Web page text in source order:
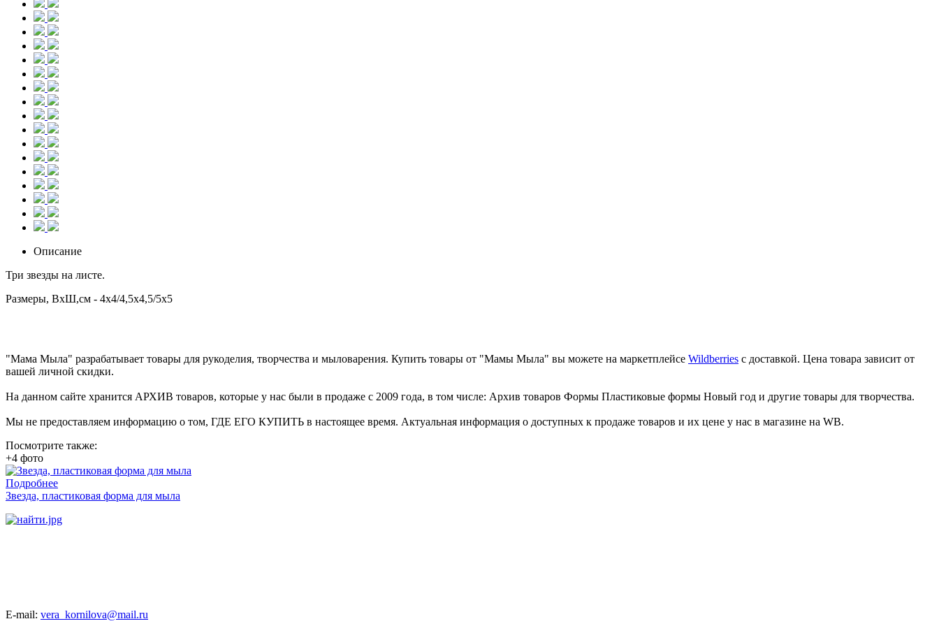
Описание
Три звезды на листе.
Размеры, ВхШ,см - 4x4/4,5х4,5/5х5
"Мама Мыла" разрабатывает товары для рукоделия, творчества и мыловарения. Купить товары от "Мамы Мыла" вы можете на маркетплейсе Wildberries с доставкой. Цена товара зависит от
вашей личной скидки.
На данном сайте хранится АРХИВ товаров, которые у нас были в продаже с 2009 года, в том числе: Архив товаров Формы Пластиковые формы Новый год и другие товары для творчества.
Мы не предоставляем информацию о том, ГДЕ ЕГО КУПИТЬ в настоящее время. Актуальная информация о доступных к продаже товаров и их цене у нас в магазине на WB.
Посмотрите также:
+4 фото
Подробнее
Звезда, пластиковая форма для мыла
E-mail: vera_kornilova@mail.ru